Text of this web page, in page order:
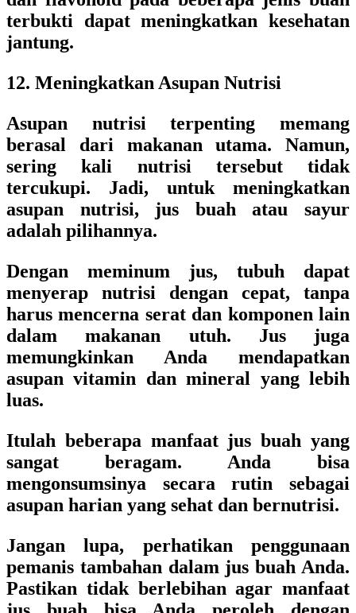
terbukti dapat meningkatkan kesehatan
jantung.
12. Meningkatkan Asupan Nutrisi
Asupan nutrisi terpenting memang
berasal dari makanan utama. Namun,
sering kali nutrisi tersebut tidak
tercukupi. Jadi, untuk meningkatkan
asupan nutrisi, jus buah atau sayur
adalah pilihannya.
Dengan meminum jus, tubuh dapat
menyerap nutrisi dengan cepat, tanpa
harus mencerna serat dan komponen lain
dalam makanan utuh. Jus juga
memungkinkan Anda mendapatkan
asupan vitamin dan mineral yang lebih
luas.
Itulah beberapa manfaat jus buah yang
sangat beragam. Anda bisa
mengonsumsinya secara rutin sebagai
asupan harian yang sehat dan bernutrisi.
Jangan lupa, perhatikan penggunaan
pemanis tambahan dalam jus buah Anda.
Pastikan tidak berlebihan agar manfaat